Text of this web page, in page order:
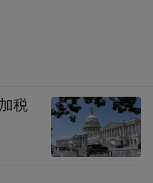
税